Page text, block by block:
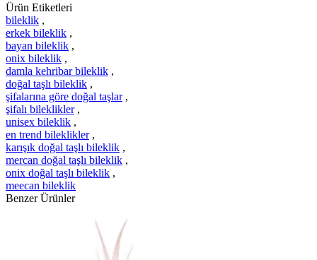
Ürün Etiketleri
bileklik ,
erkek bileklik ,
bayan bileklik ,
onix bileklik ,
damla kehribar bileklik ,
doğal taşlı bileklik ,
şifalarına göre doğal taşlar ,
şifalı bileklikler ,
unisex bileklik ,
en trend bileklikler ,
karışık doğal taşlı bileklik ,
mercan doğal taşlı bileklik ,
onix doğal taşlı bileklik ,
meecan bileklik
Benzer Ürünler